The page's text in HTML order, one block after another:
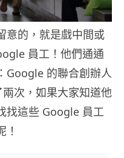
意的，就是戲中間或
員工！他們通通
Google 的聯合創辦人
次，如果大家知道他
找這些 Google 員工